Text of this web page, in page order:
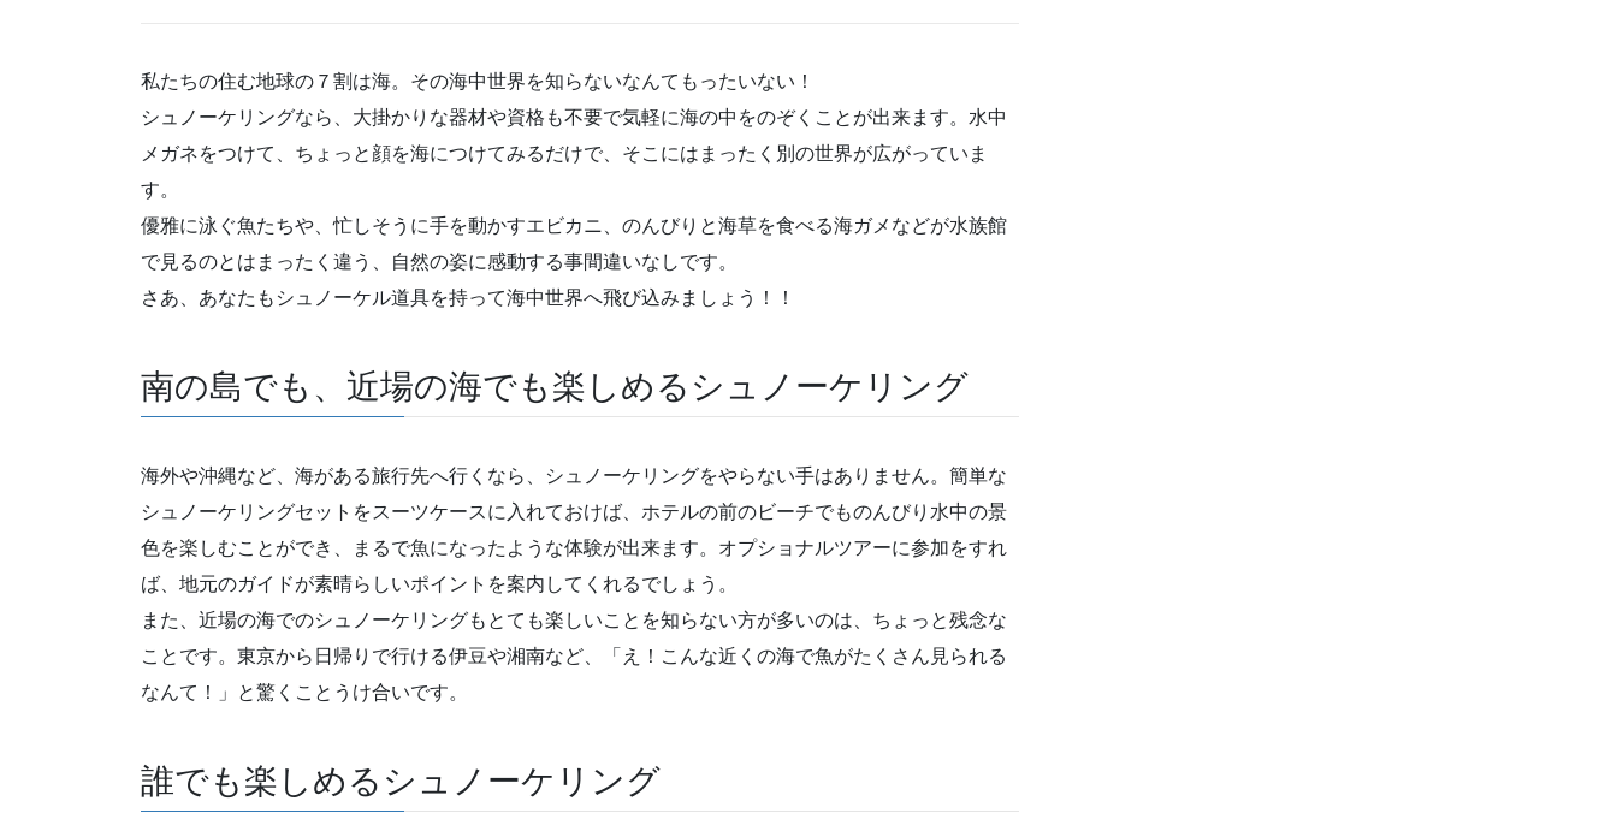
私たちの住む地球の７割は海。その海中世界を知らないなんてもったいない！
シュノーケリングなら、大掛かりな器材や資格も不要で気軽に海の中をのぞくことが出来ます。水中
メガネをつけて、ちょっと顔を海につけてみるだけで、そこにはまったく別の世界が広がっていま
す。
優雅に泳ぐ魚たちや、忙しそうに手を動かすエビカニ、のんびりと海草を食べる海ガメなどが水族館
で見るのとはまったく違う、自然の姿に感動する事間違いなしです。
さあ、あなたもシュノーケル道具を持って海中世界へ飛び込みましょう！！
南の島でも、近場の海でも楽しめるシュノーケリング
海外や沖縄など、海がある旅行先へ行くなら、シュノーケリングをやらない手はありません。簡単な
シュノーケリングセットをスーツケースに入れておけば、ホテルの前のビーチでものんびり水中の景
色を楽しむことができ、まるで魚になったような体験が出来ます。オプショナルツアーに参加をすれ
ば、地元のガイドが素晴らしいポイントを案内してくれるでしょう。
また、近場の海でのシュノーケリングもとても楽しいことを知らない方が多いのは、ちょっと残念な
ことです。東京から日帰りで行ける伊豆や湘南など、「え！こんな近くの海で魚がたくさん見られる
なんて！」と驚くことうけ合いです。
誰でも楽しめるシュノーケリング